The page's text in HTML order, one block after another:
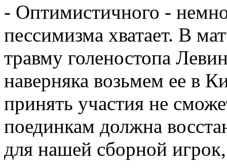
- Оптимистичного -
пессимизма хватает. В
травму голеностопа
наверняка возьмем ее в
принять участия не
поединкам должна
для нашей сборной